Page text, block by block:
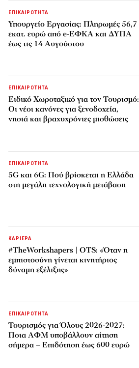
ΕΠΙΚΑΙΡΟΤΗΤΑ
Υπουργείο Εργασίας: Πληρωμές 56,7
εκατ. ευρώ από e-ΕΦΚΑ και ΔΥΠΑ
έως τις 14 Αυγούστου
ΕΠΙΚΑΙΡΟΤΗΤΑ
Ειδικό Χωροταξικό για τον Τουρισμό:
Οι νέοι κανόνες για ξενοδοχεία,
νησιά και βραχυχρόνιες μισθώσεις
ΕΠΙΚΑΙΡΟΤΗΤΑ
5G και 6G: Πού βρίσκεται η Ελλάδα
στη μεγάλη τεχνολογική μετάβαση
ΚΑΡΙΕΡΑ
#TheWorkshapers | OTS: «Όταν η
εμπιστοσύνη γίνεται κινητήριος
δύναμη εξέλιξης»
ΕΠΙΚΑΙΡΟΤΗΤΑ
Τουρισμός για Όλους 2026-2027:
Ποια ΑΦΜ υποβάλλουν αίτηση
σήμερα – Επιδότηση έως 600 ευρώ